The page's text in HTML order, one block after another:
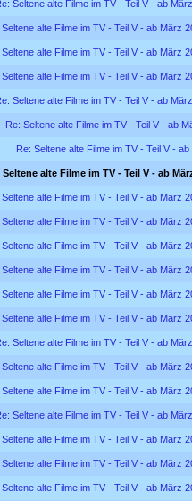
Seltene alte Filme im TV - Teil V - ab
Seltene alte Filme im TV - Teil V - ab März
Seltene alte Filme im TV - Teil V - ab März
Seltene alte Filme im TV - Teil V - ab März
Seltene alte Filme im TV - Teil V - ab
Re: Seltene alte Filme im TV - Teil V - ab
Re: Seltene alte Filme im TV - Teil V -
Seltene alte Filme im TV - Teil V - ab
Seltene alte Filme im TV - Teil V - ab März
Seltene alte Filme im TV - Teil V - ab März
Seltene alte Filme im TV - Teil V - ab März
Seltene alte Filme im TV - Teil V - ab März
Seltene alte Filme im TV - Teil V - ab März
Seltene alte Filme im TV - Teil V - ab März
Seltene alte Filme im TV - Teil V - ab
Seltene alte Filme im TV - Teil V - ab März
Seltene alte Filme im TV - Teil V - ab März
Seltene alte Filme im TV - Teil V - ab
Seltene alte Filme im TV - Teil V - ab März
Seltene alte Filme im TV - Teil V - ab März
Seltene alte Filme im TV - Teil V - ab März